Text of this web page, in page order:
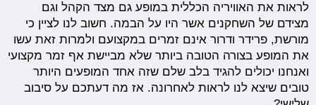
לראות את האוויריה הכללית במופע גם מצד הקהל וגם
מצידם של השחקנים אשר היו על הבמה. חשוב לנו לציין כי
מורשת, פרידר ודרור אינם זמרים במקצועם ולמרות זאת עשו
את המופע בצורה הטובה ביותר שלא מביישת אף זמר מקצועי
ואנחנו יכולים להגיד בלב שלם שזה אחד המופעים היותר
טובים שיצא לנו לראות לאחרונה. אז מה דעתכם על סיבוב